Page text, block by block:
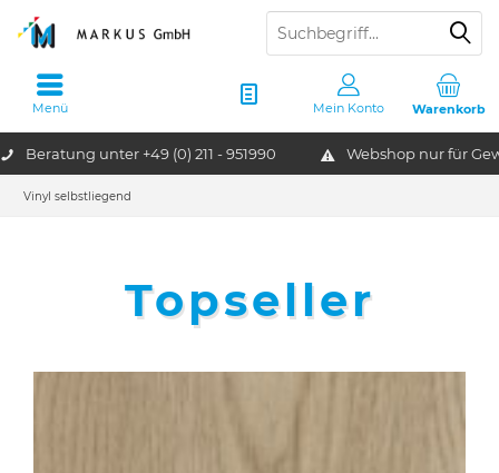
Beratung unter +49 (0) 211 - 951990 Webshop nur für
Warenkorb
Mein Konto
Menü
Vinyl selbstliegend
Topseller